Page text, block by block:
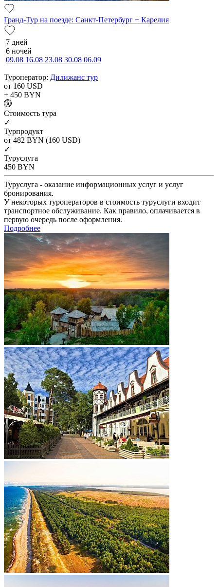
Гранд-Тур на поезде: Санкт-Петербург + Карелия
7 дней
6 ночей
09.08 16.08 23.08 30.08 06.09
Туроператор: Дилижанс тур
от 160 USD
+ 450 BYN
Cтоимость тура
✓
Турпродукт
от 482 BYN (160 USD)
✓
Туруслуга
450 BYN
Туруслуга - оказание информационных услуг и услуг
бронирования.
У некоторых туроператоров в стоимость туруслуги входит
транспортное обслуживание. Как правило, оплачивается в
первую очередь после оформления.
Подробнее